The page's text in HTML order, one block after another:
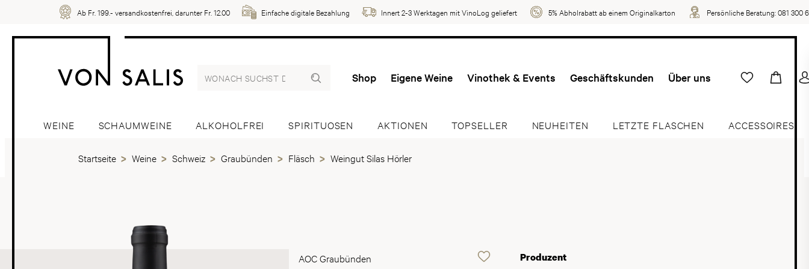
Ab Fr. 199.- versandkostenfrei, darunter Fr. 12.00 Einfache digitale Bezahlung Innert 2-3 Werktagen mit VinoLog geliefert 5% Abholrabatt ab einem Originalkarton Persönliche Beratung:081 300
Shop Eigene Weine Vinothek & Events Geschäftskunden Über uns
WEINE SCHAUMWEINE ALKOHOLFREI SPIRITUOSEN AKTIONEN TOPSELLER NEUHEITEN LETZTE FLASCHEN ACCESSOIRES
Startseite Weine Schweiz Graubünden Fläsch Weingut Silas Hörler
AOC Graubünden Produzent